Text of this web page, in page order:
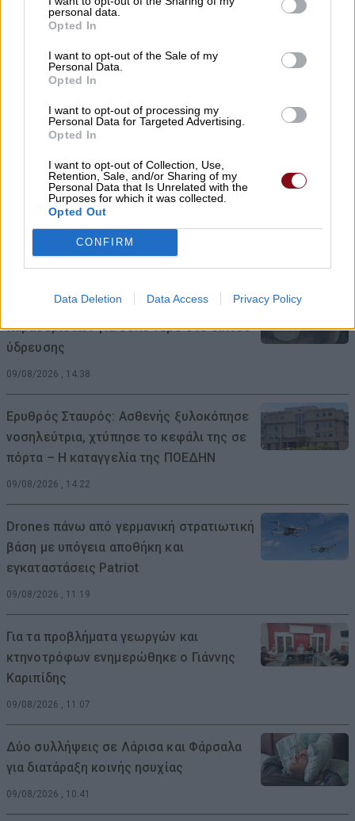
personal data.
Opted In
I want to opt-out of the Sale of my
Personal Data.
Opted In
I want to opt-out of processing my
Personal Data for Targeted Advertising.
Opted In
I want to opt-out of Collection, Use,
Retention, Sale, and/or Sharing of my
Personal Data that Is Unrelated with the
Purposes for which it was collected.
Opted Out
CONFIRM
Data Deletion Data Access Privacy Policy
Στη Λάρισα ο αγώνας κυπέλλου Τρίκαλα –
09/08/2026 , 19:48
Στους ορεινούς δήμους ο δήμος
Ελασσόνας
Θάλασσα και πισίνα: Πώς θα
προστατεύσουμε τα αυτιά μας το
Πλαταμώνας: Ανησυχία κατοίκων και
παραθεριστών για θολό νερό στο δίκτυο
ύδρευσης
09/08/2026 , 14:38
Ερυθρός Σταυρός: Ασθενής ξυλοκόπησε
νοσηλεύτρια, χτύπησε το κεφάλι της σε
πόρτα – Η καταγγελία της ΠΟΕΔΗΝ
09/08/2026 , 14:22
Drones πάνω από γερμανική στρατιωτική
βάση με υπόγεια αποθήκη και
εγκαταστάσεις Patriot
09/08/2026 , 11:19
Για τα προβλήματα γεωργών και
κτηνοτρόφων ενημερώθηκε ο Γιάννης
Καριπίδης
09/08/2026 , 11:07
Δύο συλλήψεις σε Λάρισα και Φάρσαλα
για διατάραξη κοινής ησυχίας
09/08/2026 , 10:41